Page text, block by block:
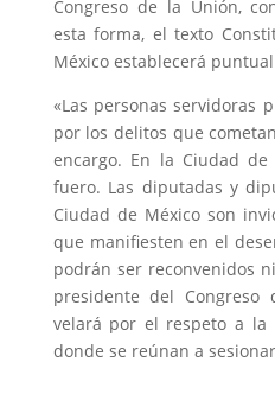
Congreso de la Unión,
esta forma, el texto
México establecerá
«Las personas servidoras
por los delitos que
encargo. En la Ciudad
fuero. Las diputadas y
Ciudad de México son
que manifiesten en el
podrán ser reconvenidos
presidente del
velará por el respeto a
donde se reúnan a